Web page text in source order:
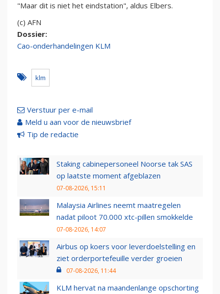
"Maar dit is niet het eindstation", aldus Elbers.
(c) AFN
Dossier:
Cao-onderhandelingen KLM
klm
Verstuur per e-mail
Meld u aan voor de nieuwsbrief
Tip de redactie
Staking cabinepersoneel Noorse tak SAS
op laatste moment afgeblazen
07-08-2026, 15:11
Malaysia Airlines neemt maatregelen
nadat piloot 70.000 xtc-pillen smokkelde
07-08-2026, 14:07
Airbus op koers voor leverdoelstelling en
ziet orderportefeuille verder groeien
07-08-2026, 11:44
KLM hervat na maandenlange opschorting